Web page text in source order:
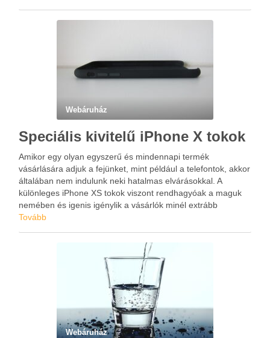
Webáruház
Speciális kivitelű iPhone X tokok
Amikor egy olyan egyszerű és mindennapi termék
vásárlására adjuk a fejünket, mint például a telefontok, akkor
általában nem indulunk neki hatalmas elvárásokkal. A
különleges iPhone XS tokok viszont rendhagyóak a maguk
nemében és igenis igénylik a vásárlók minél extrább
kívánságait. Sőt, nemcsak igénylik, de ki is elégítik. Ezt pedig
Tovább
Webáruház